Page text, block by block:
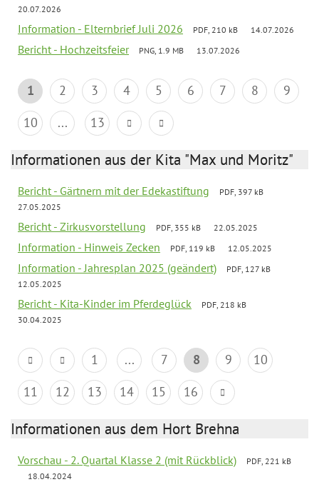
20.07.2026
Information - Elternbrief Juli 2026 PDF, 210 kB 14.07.2026
Bericht - Hochzeitsfeier PNG, 1.9 MB 13.07.2026
1 2 3 4 5 6 7 8
9
10
... 13
Informationen aus der Kita "Max und Moritz"
Bericht - Gärtnern mit der Edekastiftung
PDF, 397 kB
27.05.2025
Bericht - Zirkusvorstellung PDF, 355 kB 22.05.2025
Information - Hinweis Zecken PDF, 119 kB 12.05.2025
Information - Jahresplan 2025 (geändert)
PDF, 127 kB
12.05.2025
Bericht - Kita-Kinder im Pferdeglück
PDF, 218 kB
30.04.2025
1 ... 7 8 9
10
11
12 13 14 15 16
Informationen aus dem Hort Brehna
Vorschau - 2. Quartal Klasse 2 (mit Rückblick)
PDF, 221 kB
18.04.2024